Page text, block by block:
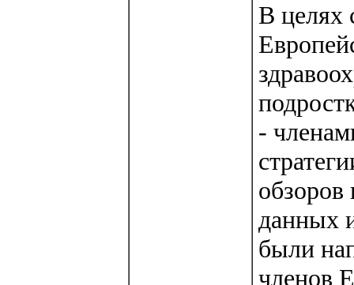
В целях
-
данных
были
членов